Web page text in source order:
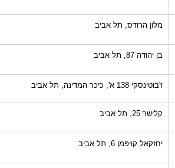
מלון הרודס, תל אביב
בן יהודה 87, תל אביב
ז'בוטינסקי 138 א', כיכר המדינה, תל אביב
קלישר 25, תל אביב
יחזקאל קויפמן 6, תל אביב